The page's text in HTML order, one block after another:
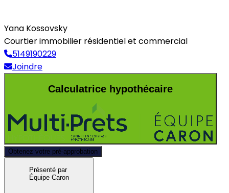
Yana Kossovsky
Courtier immobilier résidentiel et commercial
5149190229
Joindre
Calculatrice hypothécaire
Obtenez votre pré-approbation
Présenté par
Équipe Caron